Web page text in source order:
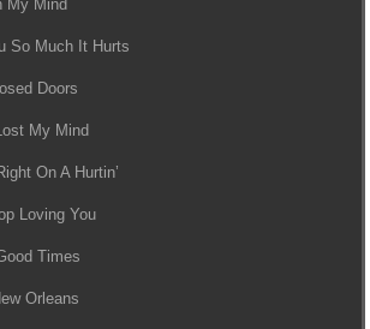
Mind
Much It Hurts
Doors
My Mind
On A Hurtin’
You
Times
Orleans